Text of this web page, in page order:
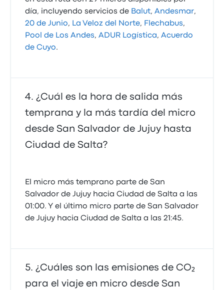
día, incluyendo servicios de Balut,Andesmar,
20 de Junio, La Veloz del Norte, Flechabus,
Pool de Los Andes,ADUR Logística,Acuerdo
de Cuyo.
¿Cuál es la hora de salida más
temprana y la más tardía del micro
desde San Salvador de Jujuy hasta
Ciudad de Salta?
El micro más temprano parte de San
Salvador de Jujuy hacia Ciudad de Salta a las
01:00. Y el último micro parte de San Salvador
de Jujuy hacia Ciudad de Salta a las 21:45.
¿Cuáles son las emisiones de CO₂
para el viaje en micro desde San